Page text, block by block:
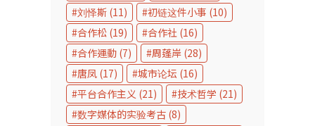
刘怿斯 (11) 初链这件小事 (10)
合作松 (19) 合作社 (16)
合作運動 (7) 周蓬岸 (28)
唐凤 (17) 城市论坛 (16)
平台合作主义 (21) 技术哲学 (21)
数字媒体的实验考古 (8)